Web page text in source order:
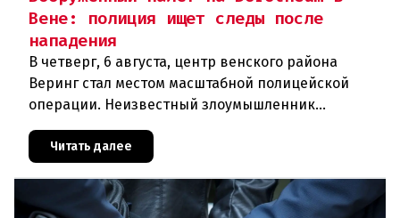
Вене: полиция ищет следы после
нападения
В четверг, 6 августа, центр венского района
Веринг стал местом масштабной полицейской
операции. Неизвестный злоумышленник
совершил вооружённое нападение на филиал
знаменитого аукционного дома Dorotheu
Читать далее